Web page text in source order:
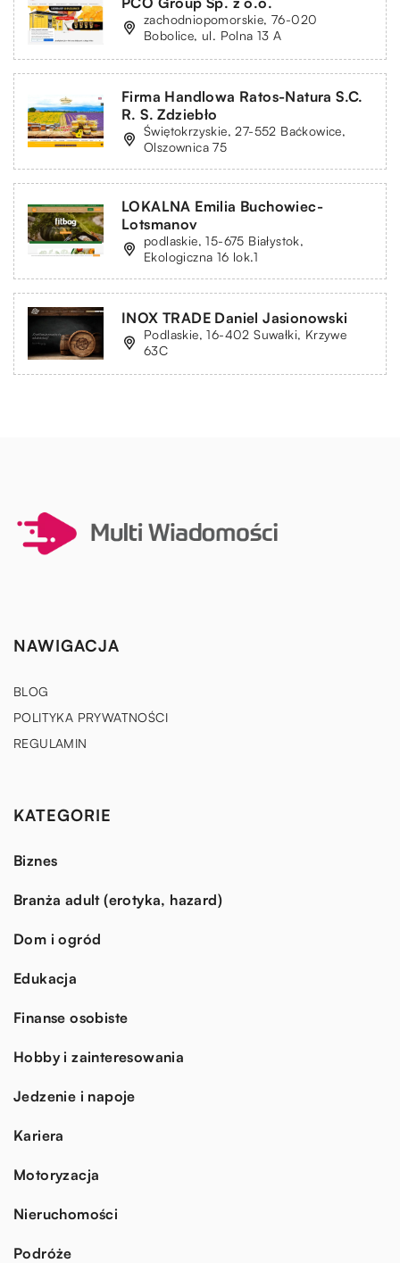
zachodniopomorskie, 76-020
Bobolice, ul. Polna 13 A
Firma Handlowa Ratos-Natura S.C.
R. S. Zdziebło
Świętokrzyskie, 27-552 Baćkowice,
Olszownica 75
LOKALNA Emilia Buchowiec-
Lotsmanov
podlaskie, 15-675 Białystok,
Ekologiczna 16 lok.1
INOX TRADE Daniel Jasionowski
Podlaskie, 16-402 Suwałki, Krzywe
63C
NAWIGACJA
BLOG
POLITYKA PRYWATNOŚCI
REGULAMIN
KATEGORIE
Biznes
Branża adult (erotyka, hazard)
Dom i ogród
Edukacja
Finanse osobiste
Hobby i zainteresowania
Jedzenie i napoje
Kariera
Motoryzacja
Nieruchomości
Podróże